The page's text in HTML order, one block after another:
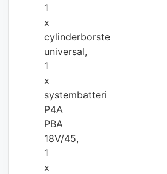
1
x
cylinderborste
universal,
1
x
systembatteri
P4A
PBA
18V/45,
1
x